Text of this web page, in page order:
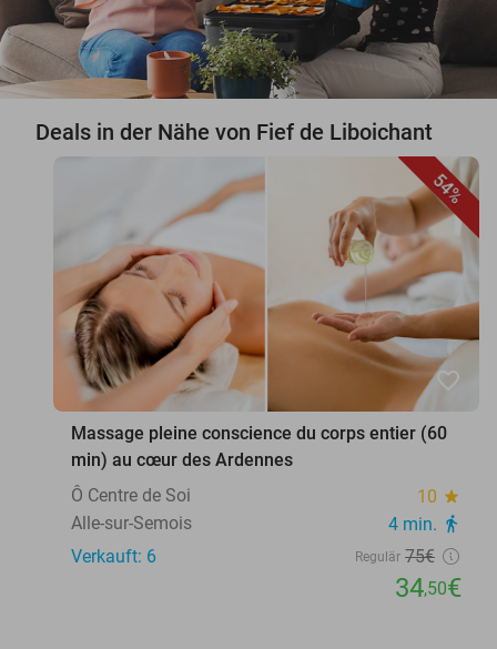
Deals in der Nähe von Fief de Liboichant
54%
favorite_border
Massage pleine conscience du corps entier (60
min) au cœur des Ardennes
Ô Centre de Soi
10 star
Alle-sur-Semois 4 min. directions_walk
Verkauft: 6 Regulär 75€
34,50€